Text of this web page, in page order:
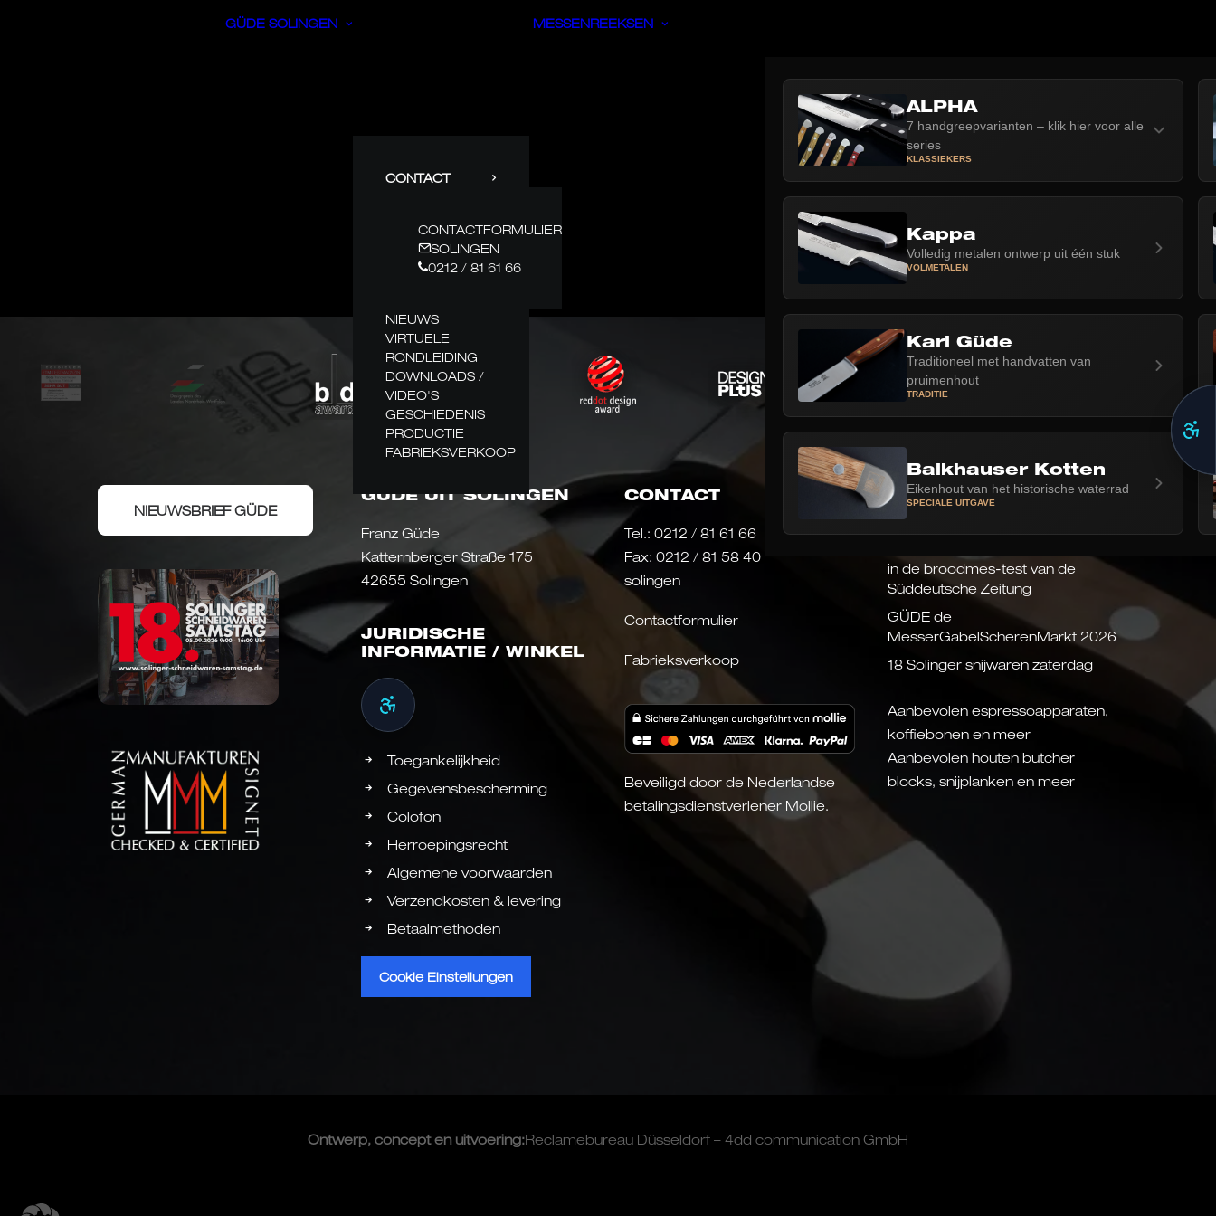
GÜDE SOLINGEN
CONTACT
CONTACTFORMULIER
SOLINGEN
0212 / 81 61 66
NIEUWS
VIRTUELE
RONDLEIDING
DOWNLOADS /
VIDEO'S
GESCHIEDENIS
PRODUCTIE
FABRIEKSVERKOOP
MESSENREEKSEN
ALPHA
7 handgreepvarianten – klik hier voor alle
series
KLASSIEKERS
Kappa
Volledig metalen ontwerp uit één stuk
VOLMETALEN
Karl Güde
Traditioneel met handvatten van
pruimenhout
TRADITIE
Balkhauser Kotten
Eikenhout van het historische waterrad
SPECIALE UITGAVE
NIEUWSBRIEF GÜDE
GÜDE UIT SOLINGEN
Franz Güde
Katternberger Straße 175
42655 Solingen
JURIDISCHE
INFORMATIE / WINKEL
Toegankelijkheid
Gegevensbescherming
Colofon
Herroepingsrecht
Algemene voorwaarden
Verzendkosten & levering
Betaalmethoden
Cookie Einstellungen
CONTACT
Tel.: 0212 / 81 61 66
Fax: 0212 / 81 58 40
solingen
Contactformulier
Fabrieksverkoop
Beveiligd door de Nederlandse
betalingsdienstverlener Mollie.
LAATSTE NIEUWS
in de broodmes-test van de
Süddeutsche Zeitung
GÜDE de
MesserGabelScherenMarkt 2026
18 Solinger snijwaren zaterdag
Aanbevolen espressoapparaten,
koffiebonen en meer
Aanbevolen houten butcher
blocks, snijplanken en meer
Ontwerp, concept en uitvoering:Reclamebureau Düsseldorf – 4dd communication GmbH